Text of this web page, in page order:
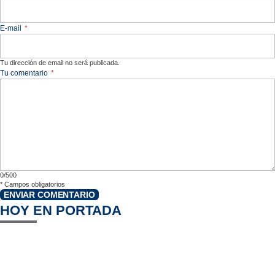
E-mail *
Tu dirección de email no será publicada.
Tu comentario *
0/500
* Campos obligatorios
ENVIAR COMENTARIO
HOY EN PORTADA